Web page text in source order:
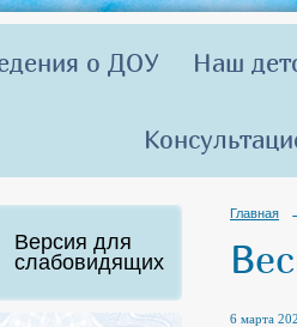
о ДОУ Наш
Версия для
слабовидящих
Главная
6 марта